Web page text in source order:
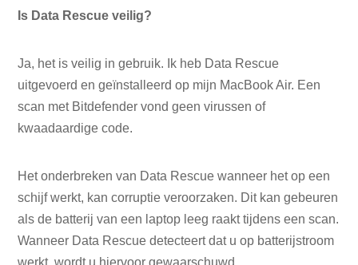
Is Data Rescue veilig?
Ja, het is veilig in gebruik. Ik heb Data Rescue
uitgevoerd en geïnstalleerd op mijn MacBook Air. Een
scan met Bitdefender vond geen virussen of
kwaadaardige code.
Het onderbreken van Data Rescue wanneer het op een
schijf werkt, kan corruptie veroorzaken. Dit kan gebeuren
als de batterij van een laptop leeg raakt tijdens een scan.
Wanneer Data Rescue detecteert dat u op batterijstroom
werkt, wordt u hiervoor gewaarschuwd.